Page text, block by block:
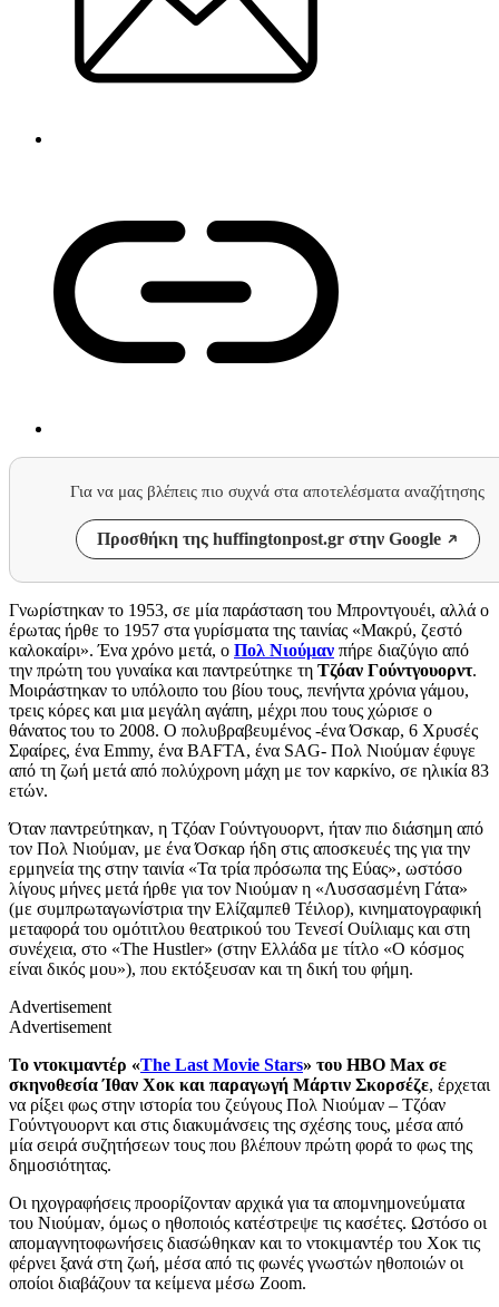
Για να μας βλέπεις πιο συχνά στα αποτελέσματα αναζήτησης
Προσθήκη της huffingtonpost.gr στην Google
Γνωρίστηκαν το 1953, σε μία παράσταση του Μπροντγουέι, αλλά ο
έρωτας ήρθε το 1957 στα γυρίσματα της ταινίας «Μακρύ, ζεστό
καλοκαίρι».Ένα χρόνο μετά, ο Πολ Νιούμαν πήρε διαζύγιο από
την πρώτη του γυναίκα και παντρεύτηκε τη Τζόαν Γούντγουορντ.
Μοιράστηκαν το υπόλοιπο του βίου τους, πενήντα χρόνια γάμου,
τρεις κόρες και μια μεγάλη αγάπη, μέχρι που τους χώρισε ο
θάνατος του το 2008. Ο πολυβραβευμένος -ένα Όσκαρ, 6 Χρυσές
Σφαίρες, ένα Emmy, ένα BAFTA, ένα SAG- Πολ Νιούμαν έφυγε
από τη ζωή μετά από πολύχρονη μάχη με τον καρκίνο, σε ηλικία 83
ετών.
Όταν παντρεύτηκαν, η Τζόαν Γούντγουορντ, ήταν πιο διάσημη από
τον Πολ Νιούμαν, με ένα Όσκαρ ήδη στις αποσκευές της για την
ερμηνεία της στην ταινία «Τα τρία πρόσωπα της Εύας», ωστόσο
λίγους μήνες μετά ήρθε για τον Νιούμαν η «Λυσσασμένη Γάτα»
(με συμπρωταγωνίστρια την Ελίζαμπεθ Τέιλορ), κινηματογραφική
μεταφορά του ομότιτλου θεατρικού του Τενεσί Ουίλιαμς και στη
συνέχεια, στο «The Hustler» (στην Ελλάδα με τίτλο «Ο κόσμος
είναι δικός μου»), που εκτόξευσαν και τη δική του φήμη.
Advertisement
Advertisement
Το ντοκιμαντέρ «The Last Movie Stars» του HBO Max σε
σκηνοθεσία Ίθαν Χοκ και παραγωγή Μάρτιν Σκορσέζε, έρχεται
να ρίξει φως στην ιστορία του ζεύγους Πολ Νιούμαν – Τζόαν
Γούντγουορντ και στις διακυμάνσεις της σχέσης τους, μέσα από
μία σειρά συζητήσεων τους που βλέπουν πρώτη φορά το φως της
δημοσιότητας.
Οι ηχογραφήσεις προορίζονταν αρχικά για τα απομνημονεύματα
του Νιούμαν, όμως ο ηθοποιός κατέστρεψε τις κασέτες. Ωστόσο οι
απομαγνητοφωνήσεις διασώθηκαν και το ντοκιμαντέρ του Χοκ τις
φέρνει ξανά στη ζωή, μέσα από τις φωνές γνωστών ηθοποιών οι
οποίοι διαβάζουν τα κείμενα μέσω Zoom.